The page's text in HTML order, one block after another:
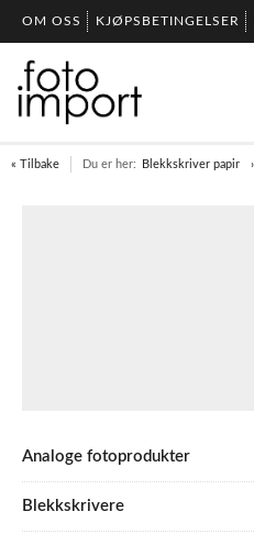
OM OSS KJØPSBETINGELSER
« Tilbake Du er her: Blekkskriver papir
Analoge fotoprodukter
Blekkskrivere